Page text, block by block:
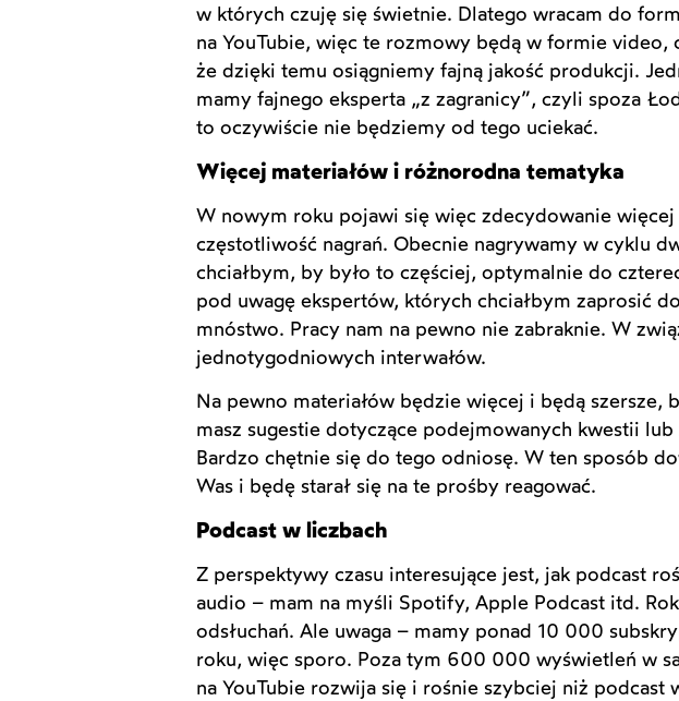
w których czuję się świetnie. Dlatego wracam do
na YouTubie, więc te rozmowy będą w formie video,
że dzięki temu osiągniemy fajną jakość produkcji.
mamy fajnego eksperta „z zagranicy”, czyli spoza
to oczywiście nie będziemy od tego uciekać.
Więcej materiałów i różnorodna tematyka
W nowym roku pojawi się więc zdecydowanie
częstotliwość nagrań. Obecnie nagrywamy w cyklu
chciałbym, by było to częściej, optymalnie do
pod uwagę ekspertów, których chciałbym zaprosić
mnóstwo. Pracy nam na pewno nie zabraknie. W
jednotygodniowych interwałów.
Na pewno materiałów będzie więcej i będą szersze,
masz sugestie dotyczące podejmowanych kwestii
Bardzo chętnie się do tego odniosę. W ten sposób
Was i będę starał się na te prośby reagować.
Podcast w liczbach
Z perspektywy czasu interesujące jest, jak podcast
audio – mam na myśli Spotify, Apple Podcast itd.
odsłuchań. Ale uwaga – mamy ponad 10 000
roku, więc sporo. Poza tym 600 000 wyświetleń w
na YouTubie rozwija się i rośnie szybciej niż